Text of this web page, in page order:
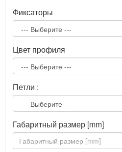
Фиксаторы
Цвет профиля
Петли :
Габаритный размер [mm]